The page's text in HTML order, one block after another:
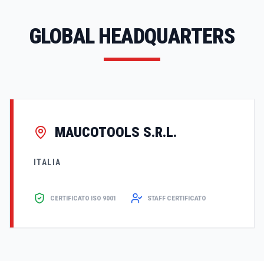
GLOBAL HEADQUARTERS
MAUCOTOOLS S.R.L.
ITALIA
CERTIFICATO ISO 9001 STAFF CERTIFICATO